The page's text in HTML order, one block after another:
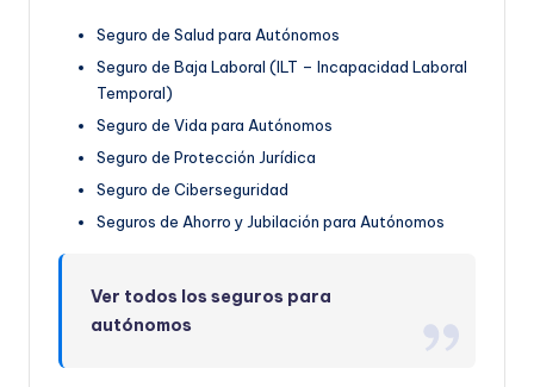
Seguro de Salud para Autónomos
Seguro de Baja Laboral (ILT – Incapacidad Laboral
Temporal)
Seguro de Vida para Autónomos
Seguro de Protección Jurídica
Seguro de Ciberseguridad
Seguros de Ahorro y Jubilación para Autónomos
Ver todos los seguros para
autónomos